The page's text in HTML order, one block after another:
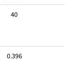
40
0.396